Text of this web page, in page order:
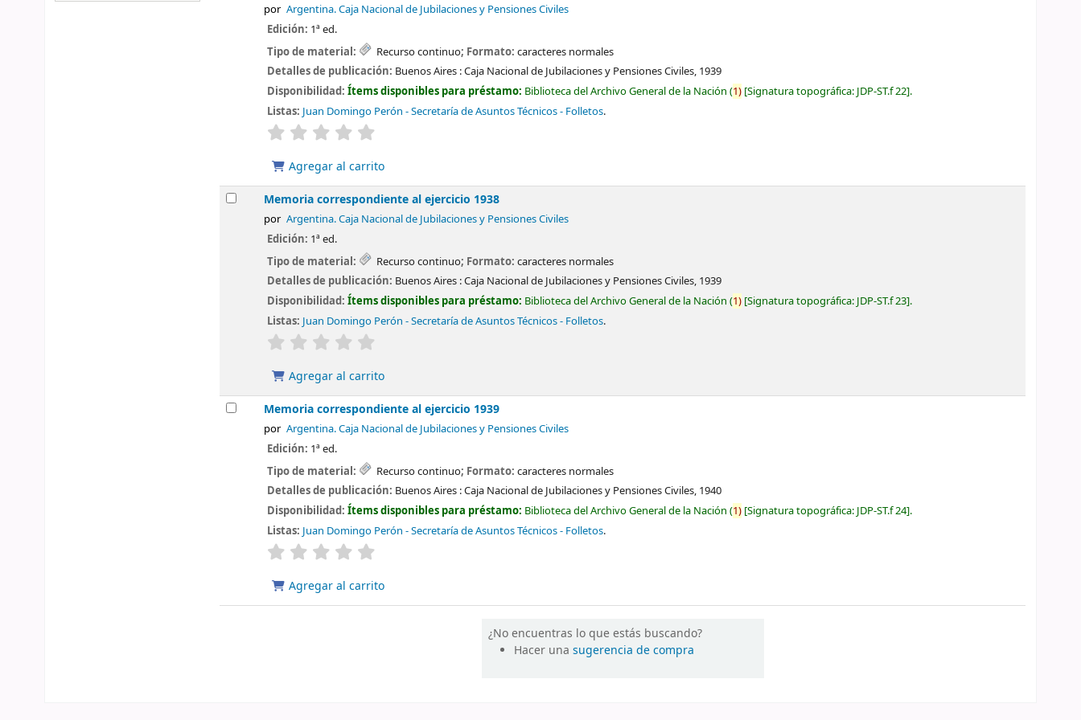
por Argentina. Caja Nacional de Jubilaciones y Pensiones Civiles
Edición: 1ª ed.
Tipo de material:
Recurso continuo; Formato: caracteres normales
Detalles de publicación: Buenos Aires :Caja Nacional de Jubilaciones y Pensiones Civiles, 1939
Disponibilidad:Ítems disponibles para préstamo: Biblioteca del Archivo General de la Nación (1) Signatura topográfica: JDP-ST.f 22 .
Listas: Juan Domingo Perón - Secretaría de Asuntos Técnicos - Folletos.
valoración
Agregar al carrito
Memoria correspondiente al ejercicio 1938
por Argentina. Caja Nacional de Jubilaciones y Pensiones Civiles
Edición: 1ª ed.
Tipo de material:
Recurso continuo; Formato: caracteres normales
Detalles de publicación: Buenos Aires :Caja Nacional de Jubilaciones y Pensiones Civiles, 1939
Disponibilidad:Ítems disponibles para préstamo: Biblioteca del Archivo General de la Nación (1) Signatura topográfica: JDP-ST.f 23 .
Listas: Juan Domingo Perón - Secretaría de Asuntos Técnicos - Folletos.
valoración
Agregar al carrito
Memoria correspondiente al ejercicio 1939
por Argentina. Caja Nacional de Jubilaciones y Pensiones Civiles
Edición: 1ª ed.
Tipo de material:
Recurso continuo; Formato: caracteres normales
Detalles de publicación: Buenos Aires :Caja Nacional de Jubilaciones y Pensiones Civiles, 1940
Disponibilidad:Ítems disponibles para préstamo: Biblioteca del Archivo General de la Nación (1) Signatura topográfica: JDP-ST.f 24 .
Listas: Juan Domingo Perón - Secretaría de Asuntos Técnicos - Folletos.
valoración
Agregar al carrito
¿No encuentras lo que estás buscando?
Hacer unasugerencia de compra